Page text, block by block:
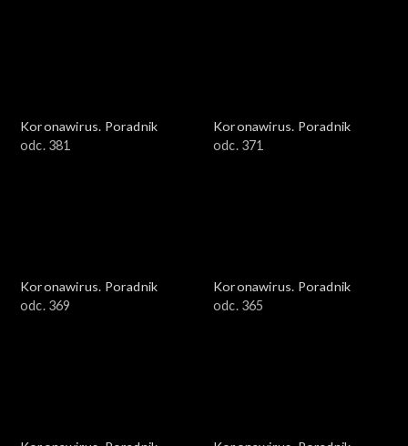
Koronawirus. Poradnik
odc. 381
Koronawirus. Poradnik
odc. 371
Koronawirus. Poradnik
odc. 369
Koronawirus. Poradnik
odc. 365